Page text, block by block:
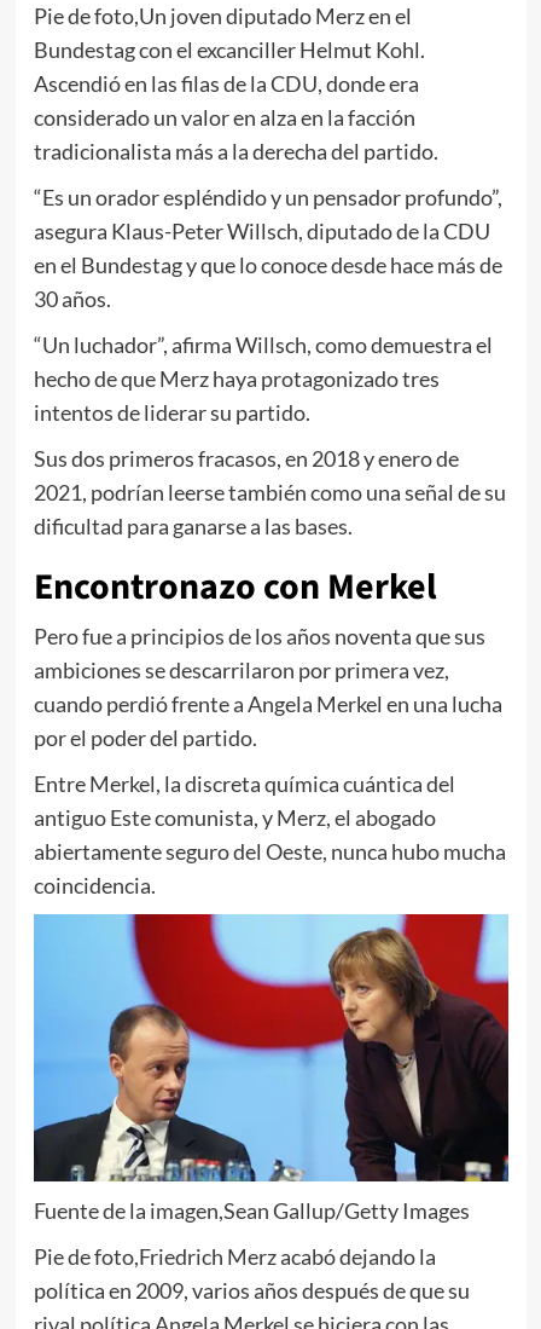
Pie de foto,Un joven diputado Merz en el
Bundestag con el excanciller Helmut Kohl.
Ascendió en las filas de la CDU, donde era
considerado un valor en alza en la facción
tradicionalista más a la derecha del partido.
“Es un orador espléndido y un pensador profundo”,
asegura Klaus-Peter Willsch, diputado de la CDU
en el Bundestag y que lo conoce desde hace más de
30 años.
“Un luchador”, afirma Willsch, como demuestra el
hecho de que Merz haya protagonizado tres
intentos de liderar su partido.
Sus dos primeros fracasos, en 2018 y enero de
2021, podrían leerse también como una señal de su
dificultad para ganarse a las bases.
Encontronazo con Merkel
Pero fue a principios de los años noventa que sus
ambiciones se descarrilaron por primera vez,
cuando perdió frente a Angela Merkel en una lucha
por el poder del partido.
Entre Merkel, la discreta química cuántica del
antiguo Este comunista, y Merz, el abogado
abiertamente seguro del Oeste, nunca hubo mucha
coincidencia.
Fuente de la imagen,Sean Gallup/Getty Images
Pie de foto,Friedrich Merz acabó dejando la
política en 2009, varios años después de que su